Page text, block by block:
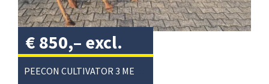
€ 850,– excl.
btw/